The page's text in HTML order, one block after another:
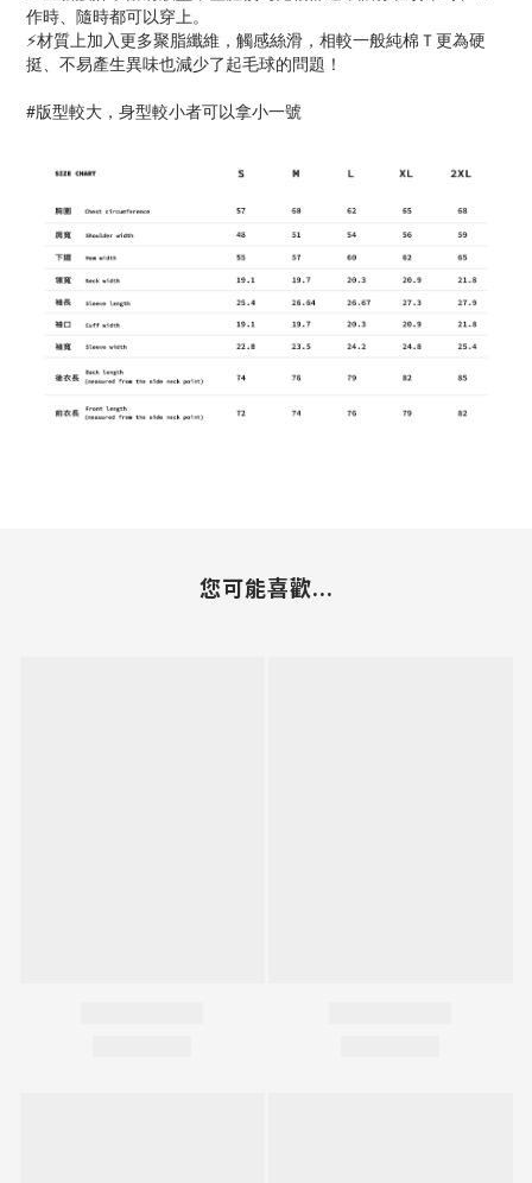
作時、隨時都可以穿上。
⚡️材質上加入更多聚脂纖維，觸感絲滑，相較一般純棉Ｔ更為硬
挺、不易產生異味也減少了起毛球的問題！
#版型較大，身型較小者可以拿小一號
您可能喜歡...